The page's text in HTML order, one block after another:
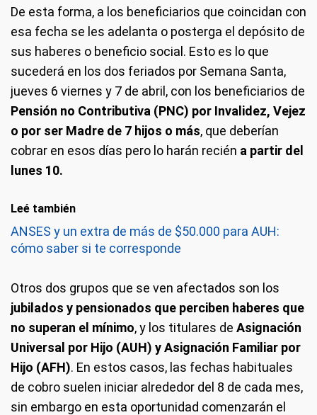
De esta forma, a los beneficiarios que coincidan con
esa fecha se les adelanta o posterga el depósito de
sus haberes o beneficio social. Esto es lo que
sucederá en los dos feriados por Semana Santa,
jueves 6 viernes y 7 de abril, con los beneficiarios de
Pensión no Contributiva (PNC) por Invalidez, Vejez
o por ser Madre de 7 hijos o más, que deberían
cobrar en esos días pero lo harán recién a partir del
lunes 10.
Leé también
ANSES y un extra de más de $50.000 para AUH:
cómo saber si te corresponde
Otros dos grupos que se ven afectados son los
jubilados y pensionados que perciben haberes que
no superan el mínimo, y los titulares de Asignación
Universal por Hijo (AUH) y Asignación Familiar por
Hijo (AFH). En estos casos, las fechas habituales
de cobro suelen iniciar alrededor del 8 de cada mes,
sin embargo en esta oportunidad comenzarán el